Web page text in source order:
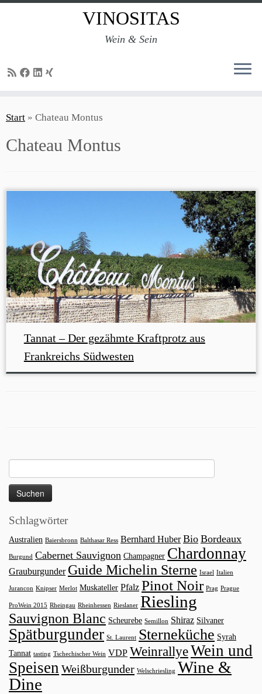
Inhalt
VINOSITAS
Wein & Sein
Start » Chateau Montus
Chateau Montus
Tannat – Der gezähmte Kraftprotz aus
Frankreichs Südwesten
nach:
Schlagwörter
Australien Baiersbronn Balthasar Ress Bernhard Huber Bio Bordeaux
Burgund Cabernet Sauvignon Champagner Chardonnay
Grauburgunder Guide Michelin Sterne Israel Italien
Jurancon Knipser Merlot Muskateller Pfalz Pinot Noir Prag Prague
ProWein 2015 Rheingau Rheinhessen Rieslaner Riesling
Sauvignon Blanc Scheurebe Semillon Shiraz Silvaner
Spätburgunder St. Laurent Sterneküche Syrah
Tannat tasting Tschechischer Wein VDP WeinrallyeWein und
Speisen Weißburgunder Welschriesling Wine &
Dine